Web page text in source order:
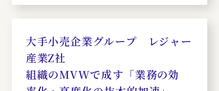
大手小売企業グループ レジャー
産業Z社
組織のMVWで成す「業務の効